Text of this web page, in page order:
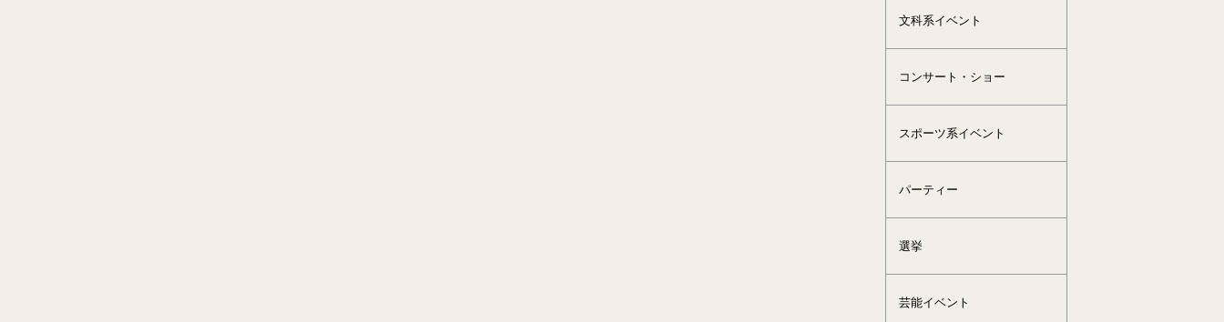
文科系イベント
コンサート・ショー
スポーツ系イベント
パーティー
選挙
芸能イベント